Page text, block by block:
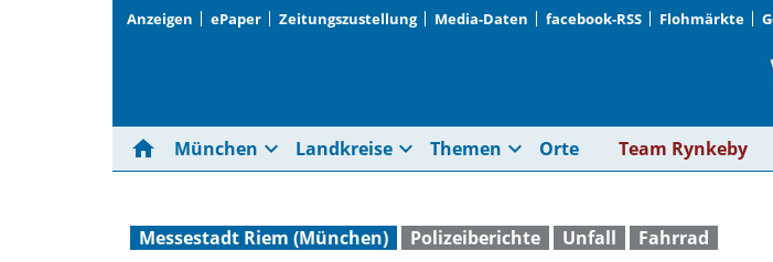
Anzeigen ePaper Zeitungszustellung Media-Daten facebook-RSS Flohmärkte
home München expand_more Landkreise expand_more Themen expand_more Orte Team Rynkeby
Messestadt Riem (München) Polizeiberichte Unfall Fahrrad